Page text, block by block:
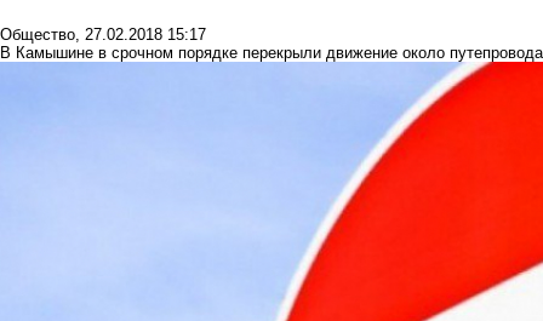
Общество, 27.02.2018 15:17
В Камышине в срочном порядке перекрыли движение около